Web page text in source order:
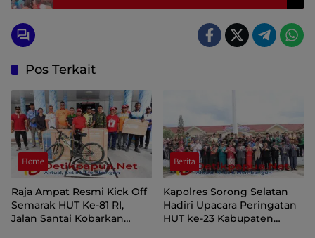
Pos Terkait
Home
Raja Ampat Resmi Kick Off
Semarak HUT Ke-81 RI,
Jalan Santai Kobarkan
Berita
Kapolres Sorong Selatan
Hadiri Upacara Peringatan
HUT ke-23 Kabupaten